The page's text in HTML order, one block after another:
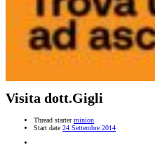
Visita dott.Gigli
Thread starter minion
Start date 24 Settembre 2014